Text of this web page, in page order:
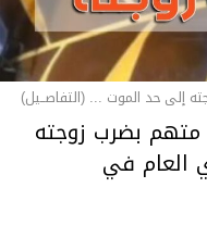
إلى حد الموت ... (التفاصــيل)
بضرب زوجته
العام في